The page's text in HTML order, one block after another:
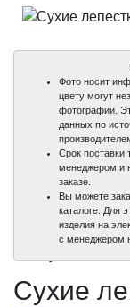
100%
100%
Фото носит
цвету могут
фотографии.
данных по
Срок поставки
менеджером и
заказе.
Вы можете
каталоге. Для
изделия на
с менеджером
Сухие